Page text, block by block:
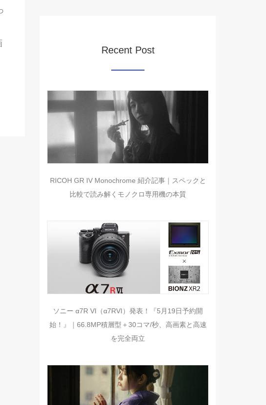
Recent Post
RICOH GR IV Monochrome 紹介記事｜スペックと
比較で読み解くモノクロ専用機の本質
ソニー α7R VI（α7RVI）発表！『5月19日予約開
始！』｜66.8MP積層型＋30コマ/秒、高画素と高速
を完全両立